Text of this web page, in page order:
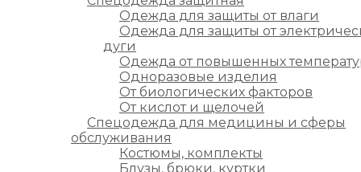
Одежда для защиты от влаги
Одежда для защиты от
дуги
Одежда от повышенных
Одноразовые изделия
От биологических факторов
От кислот и щелочей
Спецодежда для медицины и сферы
обслуживания
Костюмы, комплекты
Блузы, брюки, куртки